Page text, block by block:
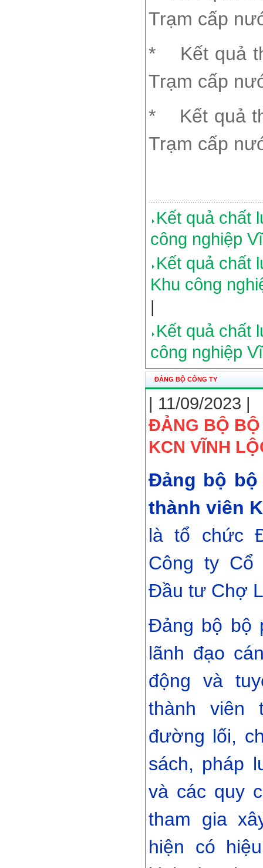
Trạm cấp
*
Kết quả
Trạm cấp
*
Kết quả
Trạm cấp
Kết quả chất
công nghiệp
Kết quả chất
Khu công
|
Kết quả chất
công nghiệp
ĐẢNG BỘ CÔNG TY
| 11/09/2023 |
ĐẢNG BỘ BỘ
KCN VĨNH
Đảng bộ bộ
thành viên
là tổ chức
Công ty Cổ
Đầu tư Chợ
Đảng bộ bộ
lãnh đạo
động và
thành viên
đường lối,
sách, pháp
và các quy
tham gia
hiện có